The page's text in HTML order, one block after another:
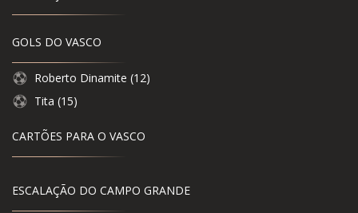
GOLS DO VASCO
Roberto Dinamite (12)
Tita (15)
CARTÕES PARA O VASCO
ESCALAÇÃO DO CAMPO GRANDE